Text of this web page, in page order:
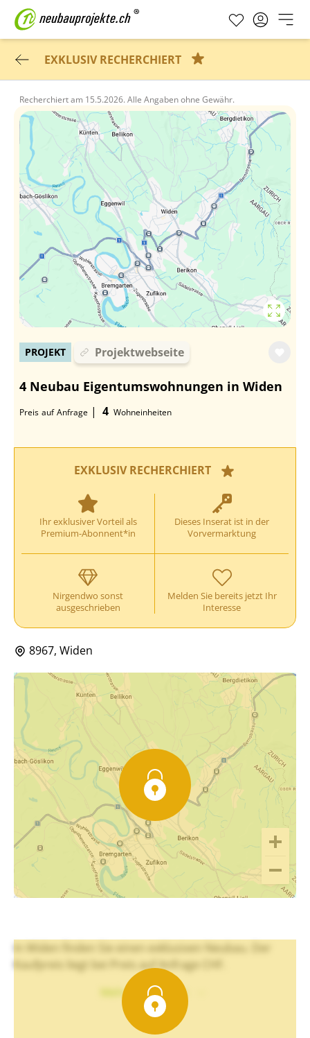
EXKLUSIV RECHERCHIERT
Recherchiert am 15.5.2026. Alle Angaben ohne Gewähr.
PROJEKT Projektwebseite
4 Neubau Eigentumswohnungen in Widen
Preis auf Anfrage | 4 Wohneinheiten
EXKLUSIV RECHERCHIERT
Ihr exklusiver Vorteil als
Premium-Abonnent*in
Dieses Inserat ist in der
Vorvermarktung
Nirgendwo sonst
ausgeschrieben
Melden Sie bereits jetzt Ihr
Interesse
8967, Widen
In Widen finden Sie einen exklusiven Neubau. Der
Kaufpreis liegt bei Preis auf Anfrage CHF.
Mehr Text sehen